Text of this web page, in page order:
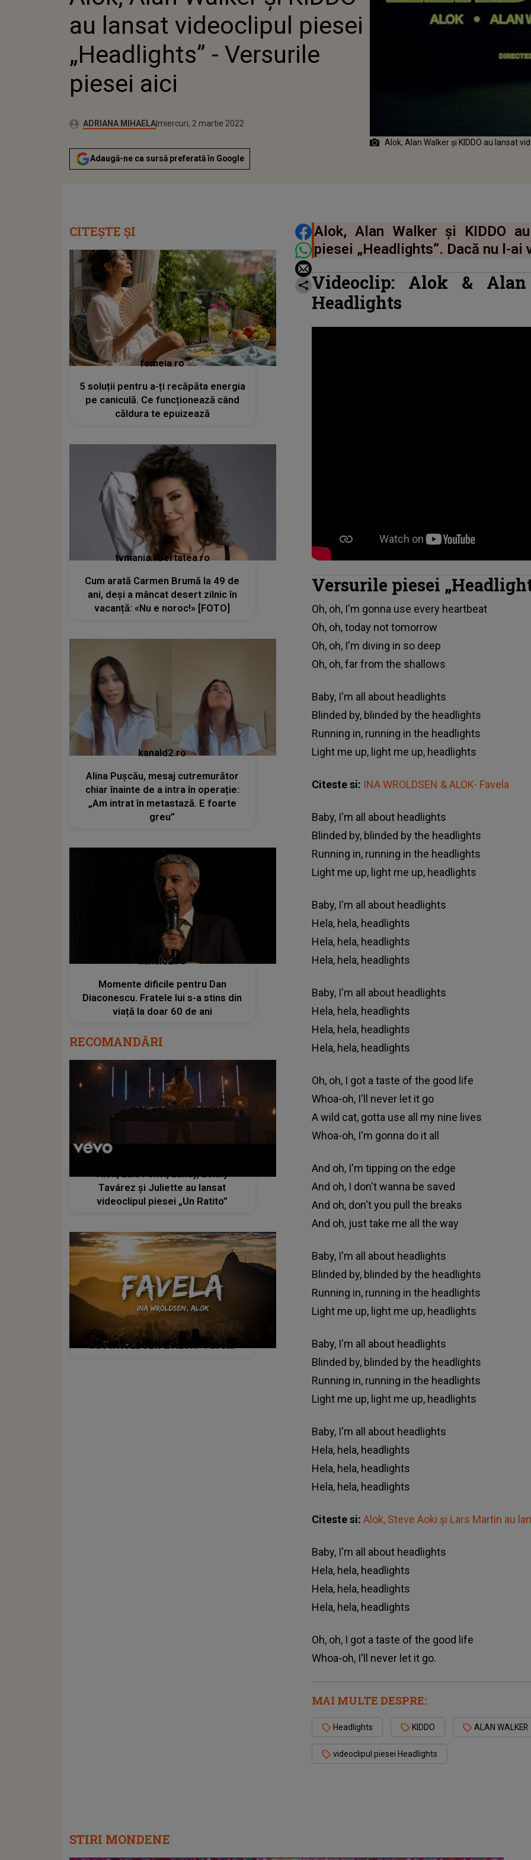
„HEADLIGHTS” - VERSURILE
PIESEI AICI
au lansat videoclipul piesei
„Headlights” - Versurile
piesei aici
Autor:ADRIANA MIHAELAPublicat:
miercuri, 2 martie 2022
Actualizat:
miercuri, 2 martie 2022
Adaugă-ne ca sursă preferată în Google
Alok, Alan Walker și KIDDO au lansat
DISTRIBUIE ARTICOLUL
Alok, Alan Walker și KIDDO
piesei „Headlights”. Dacă nu l-
Videoclip: Alok &
Headlights
Versurile piesei
Oh, oh, I'm gonna use every heartbeat
Oh, oh, today not tomorrow
Oh, oh, I'm diving in so deep
Oh, oh, far from the shallows
Baby, I'm all about headlights
Blinded by, blinded by the headlights
Running in, running in the headlights
Light me up, light me up, headlights
Citeste si: INA WROLDSEN & ALOK- Favela
Baby, I'm all about headlights
Blinded by, blinded by the headlights
Running in, running in the headlights
Light me up, light me up, headlights
Baby, I'm all about headlights
Hela, hela, headlights
Hela, hela, headlights
Hela, hela, headlights
Baby, I'm all about headlights
Hela, hela, headlights
Hela, hela, headlights
Hela, hela, headlights
Oh, oh, I got a taste of the good life
Whoa-oh, I'll never let it go
A wild cat, gotta use all my nine lives
Whoa-oh, I'm gonna do it all
And oh, I'm tipping on the edge
And oh, I don't wanna be saved
And oh, don't you pull the breaks
And oh, just take me all the way
Baby, I'm all about headlights
Blinded by, blinded by the headlights
Running in, running in the headlights
Light me up, light me up, headlights
Baby, I'm all about headlights
Blinded by, blinded by the headlights
Running in, running in the headlights
Light me up, light me up, headlights
Baby, I'm all about headlights
Hela, hela, headlights
Hela, hela, headlights
Hela, hela, headlights
Citeste si: Alok, Steve Aoki și Lars Martin au
Baby, I'm all about headlights
Hela, hela, headlights
Hela, hela, headlights
Hela, hela, headlights
Oh, oh, I got a taste of the good life
Whoa-oh, I'll never let it go.
MAI MULTE DESPRE:
Headlights KIDDO ALAN WALKER
videoclipul piesei Headlights
CITEȘTE ȘI
femeia.ro
5 soluții pentru a-ți recăpăta energia
pe caniculă. Ce funcționează când
căldura te epuizează
tvmania.libertatea.ro
Cum arată Carmen Brumă la 49 de
ani, deși a mâncat desert zilnic în
vacanță: «Nu e noroc!» [FOTO]
kanald2.ro
Alina Pușcău, mesaj cutremurător
chiar înainte de a intra în operație:
„Am intrat în metastază. E foarte
greu”
kanald2.ro
Momente dificile pentru Dan
Diaconescu. Fratele lui s-a stins din
viață la doar 60 de ani
RECOMANDĂRI
Tavárez și Juliette au lansat
videoclipul piesei „Un Ratito”
INA WROLDSEN & ALOK - Favela
STIRI MONDENE